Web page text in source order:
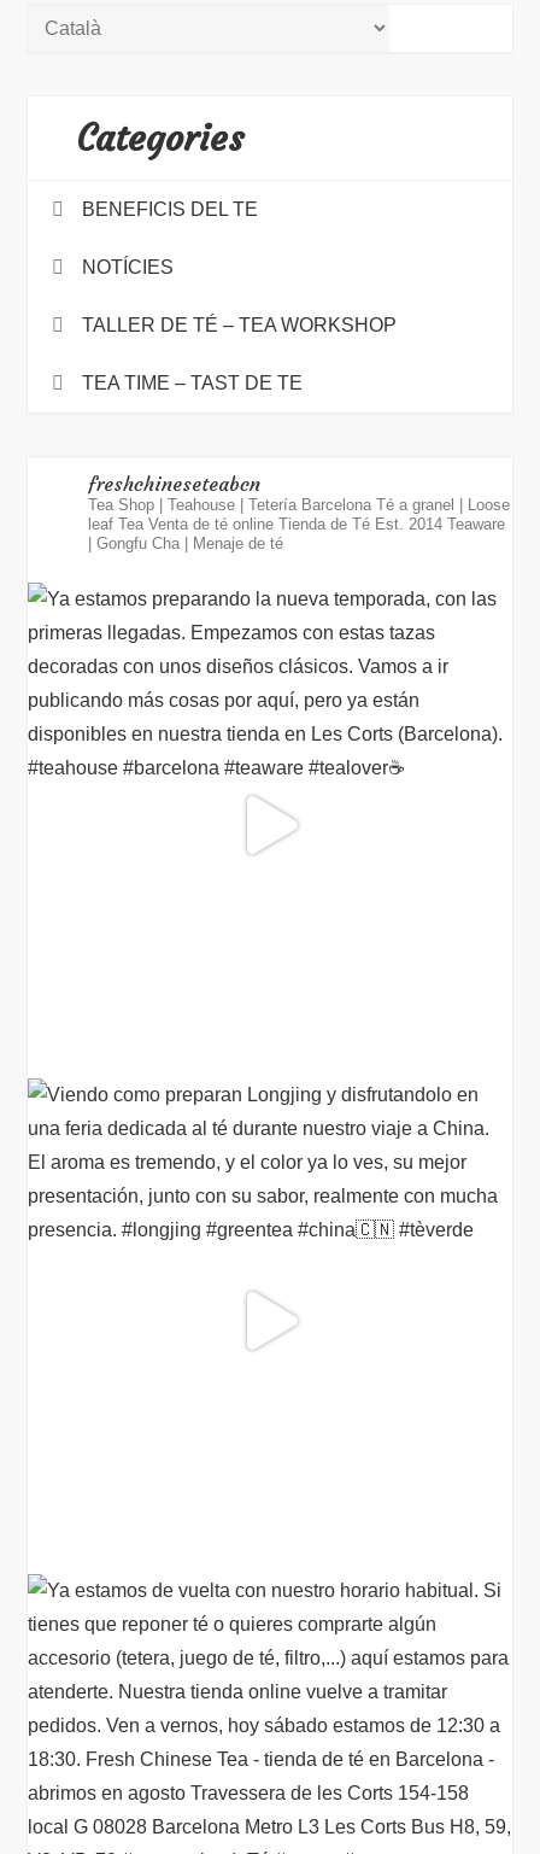
Categories
BENEFICIS DEL TE
NOTÍCIES
TALLER DE TÉ – TEA WORKSHOP
TEA TIME – TAST DE TE
freshchineseteabcn
Tea Shop | Teahouse | Tetería Barcelona Té a granel | Loose
leaf Tea Venta de té online Tienda de Té Est. 2014 Teaware
| Gongfu Cha | Menaje de té